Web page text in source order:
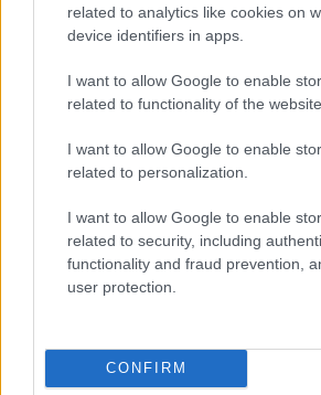
related to analytics like cookies on
device identifiers in apps.
I want to allow Google to enable
related to functionality of the
I want to allow Google to enable
related to personalization.
I want to allow Google to enable
related to security, including
functionality and fraud prevention,
user protection.
CONFIRM
Καλοκαίρι γεμάτο δράση και
αναπηρίες από τον Σύλλογο ΙΩΝΑΣ
ΔΕΛΤΙΟ ΤΥΠΟΥ
Για να προσθέσεις
στο my gazzetta!